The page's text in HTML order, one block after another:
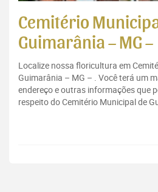
Cemitério
Guimarânia – MG –
Localize nossa floricultura em
Guimarânia – MG – . Você terá um
endereço e outras informações que
respeito do Cemitério Municipal de